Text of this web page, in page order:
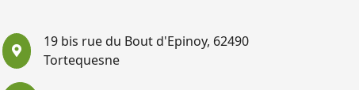
19 bis rue du Bout d'Epinoy, 62490
Tortequesne